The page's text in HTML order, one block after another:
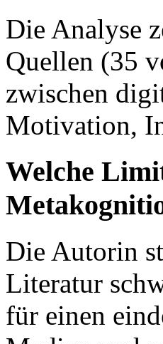
Die Analyse
Quellen (35
zwischen
Motivation,
Welche
Die Autorin
Literatur
für einen